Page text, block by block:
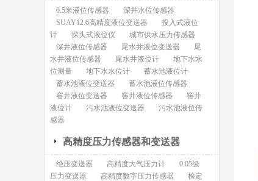
0.5米液位传感器
深井水位传感器
SUAY12.6高精度液位变送器
投入式液位
计
探头式液位仪
城市供水压力传感器
深井液位传感器
尾水井液位变送器
尾
水井液位传感器
尾水井液位计
地下水水
位测量
地下水水位计
蓄水池液位计
蓄水池液位变送器
蓄水池液位传感器
窖井液位变送器
窖井液位传感器
窖井
液位计
污水池液位变送器
污水池液位传
感器
高精度压力传感器和变送器
绝压变送器 高精度大气压力计
0.05级
压力变送器
高精度数字压力传感器
检定